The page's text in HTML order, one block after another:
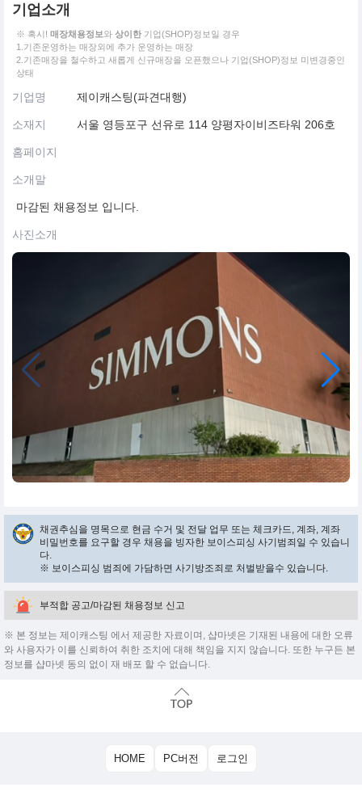
기업소개
※ 혹시! 매장채용정보와 상이한 기업(SHOP)정보일 경우
1.기존운영하는 매장외에 추가 운영하는 매장
2.기존매장을 철수하고 새롭게 신규매장을 오픈했으나 기업(SHOP)정보 미변경중인
상태
기업명 제이캐스팅(파견대행)
소재지 서울 영등포구 선유로 114 양평자이비즈타워 206호
홈페이지
소개말
마감된 채용정보 입니다.
사진소개
채권추심을 명목으로 현금 수거 및 전달 업무 또는 체크카드, 계좌, 계좌
비밀번호를 요구할 경우 채용을 빙자한 보이스피싱 사기범죄일 수 있습니
다.
※ 보이스피싱 범죄에 가담하면 사기방조죄로 처벌받을수 있습니다.
부적합 공고/마감된 채용정보 신고
※ 본 정보는 제이캐스팅 에서 제공한 자료이며, 샵마넷은 기재된 내용에 대한 오류
와 사용자가 이를 신뢰하여 취한 조치에 대해 책임을 지지 않습니다. 또한 누구든 본
정보를 샵마넷 동의 없이 재 배포 할 수 없습니다.
HOME PC버전 로그인